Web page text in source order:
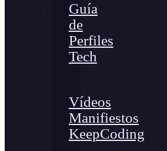
Guía
de
Perfiles
Tech
Vídeos
Manifiestos
KeepCoding